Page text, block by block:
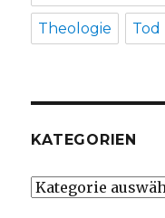
Theologie Tod
KATEGORIEN
Kategorien